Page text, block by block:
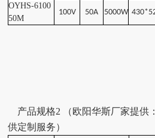
OYHS-6100
50M
100V 50A 5000W
产品规格2 （欧阳华斯厂家提供
供定制服务）